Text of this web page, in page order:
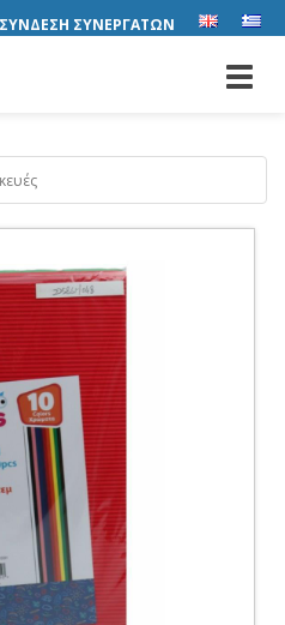
ΣΥΝΔΕΣΗ ΣΥΝΕΡΓΑΤΩΝ